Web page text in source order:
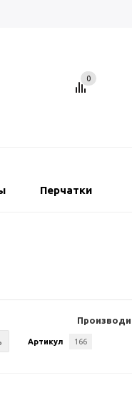
0
Перчатки
Артикул 166